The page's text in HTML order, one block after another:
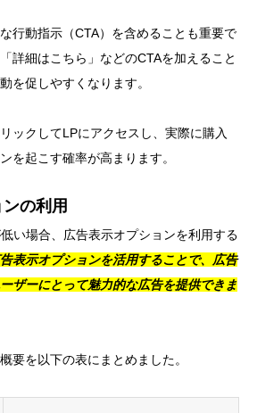
行動指示（CTA）を含めることも重要で
詳細はこちら」などのCTAを加えること
を促しやすくなります。
ックしてLPにアクセスし、実際に購入
を起こす確率が高まります。
の利用
い場合、広告表示オプションを利用する
表示オプションを活用することで、広告
ザーにとって魅力的な広告を提供できま
要を以下の表にまとめました。